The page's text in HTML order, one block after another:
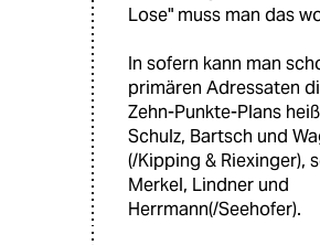
Lose" muss man das
In sofern kann man
primären Adressaten
Zehn-Punkte-Plans
Schulz, Bartsch und
(/Kipping & Riexinger),
Merkel, Lindner und
Herrmann(/Seehofer).